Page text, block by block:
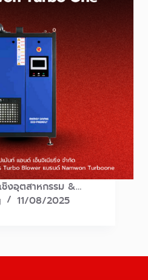
ชิงอุตสาหกรรม &…
11/08/2025